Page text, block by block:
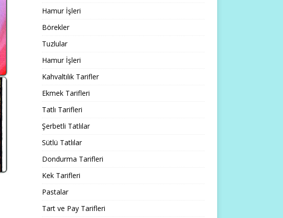
Hamur İşleri
Börekler
Tuzlular
Hamur İşleri
Kahvaltılık Tarifler
Ekmek Tarifleri
Tatlı Tarifleri
Şerbetli Tatlılar
Sütlü Tatlılar
Dondurma Tarifleri
Kek Tarifleri
Pastalar
Tart ve Pay Tarifleri